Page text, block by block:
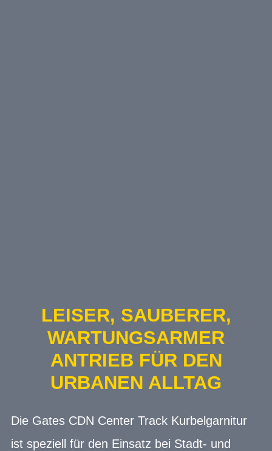
LEISER, SAUBERER,
WARTUNGSARMER
ANTRIEB FÜR DEN
URBANEN ALLTAG
Die Gates CDN Center Track Kurbelgarnitur
ist speziell für den Einsatz bei Stadt- und